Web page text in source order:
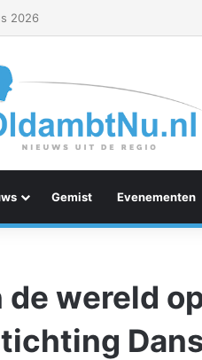
2026
Gemist Evenementen
de wereld